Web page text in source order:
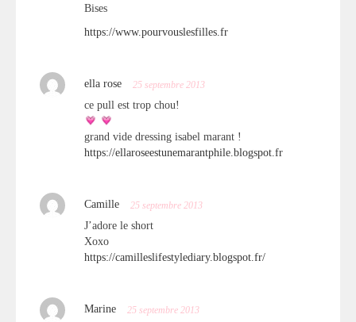
Bises
https://www.pourvouslesfilles.fr
ella rose 25 septembre 2013
ce pull est trop chou!
grand vide dressing isabel marant !
https://ellaroseestunemarantphile.blogspot.fr
Camille 25 septembre 2013
J’adore le short
Xoxo
https://camilleslifestylediary.blogspot.fr/
Marine 25 septembre 2013